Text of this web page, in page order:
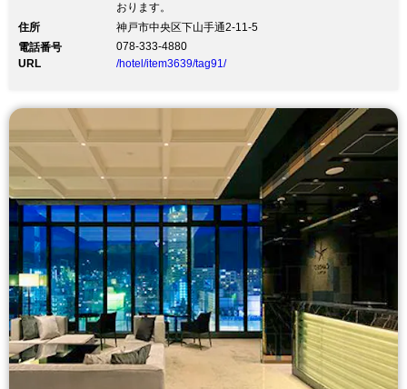
おります。
住所
神戸市中央区下山手通2-11-5
電話番号
078-333-4880
URL
/hotel/item3639/tag91/